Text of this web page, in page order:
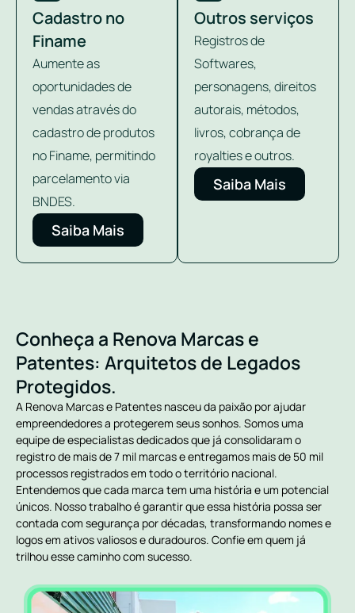
Cadastro no
Finame
Aumente as
oportunidades de
vendas através do
cadastro de produtos
no Finame, permitindo
parcelamento via
BNDES.
Saiba Mais
Outros serviços
Registros de
Softwares,
personagens, direitos
autorais, métodos,
livros, cobrança de
royalties e outros.
Saiba Mais
Conheça a Renova Marcas e
Patentes: Arquitetos de Legados
Protegidos.
A Renova Marcas e Patentes nasceu da paixão por ajudar
empreendedores a protegerem seus sonhos. Somos uma
equipe de especialistas dedicados que já consolidaram o
registro de mais de 7 mil marcas e entregamos mais de 50 mil
processos registrados em todo o território nacional.
Entendemos que cada marca tem uma história e um potencial
únicos. Nosso trabalho é garantir que essa história possa ser
contada com segurança por décadas, transformando nomes e
logos em ativos valiosos e duradouros. Confie em quem já
trilhou esse caminho com sucesso.